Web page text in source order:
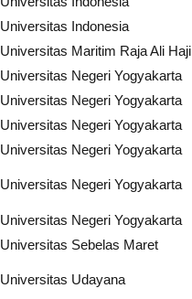
Universitas Indonesia
Universitas Maritim Raja Ali Haji
Universitas Negeri Yogyakarta
Universitas Negeri Yogyakarta
Universitas Negeri Yogyakarta
Universitas Negeri Yogyakarta
Universitas Negeri Yogyakarta
Universitas Negeri Yogyakarta
Universitas Sebelas Maret
Universitas Udayana